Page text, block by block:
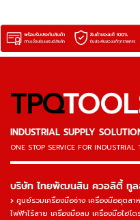
TPQ
INDUSTRIAL SUPPLY
ONE STOP SERVICE FOR INDUSTRIAL
บริษัท ไทยพัฒนสิน ควอลิตี้ ทูล
ศูนย์รวมเครื่องมือช่าง เครื่องมืออุตส
ไฟฟ้าไร้สาย เครื่องมือลม เครื่องมือไฮโ